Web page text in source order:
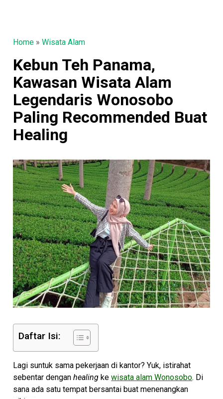
Home »Wisata Alam
Kebun Teh Panama,
Kawasan Wisata Alam
Legendaris Wonosobo
Paling Recommended Buat
Healing
Daftar Isi:
Lagi suntuk sama pekerjaan di kantor? Yuk, istirahat
sebentar denganhealing kewisata alam Wonosobo. Di
sana ada satu tempat bersantai buat menenangkan